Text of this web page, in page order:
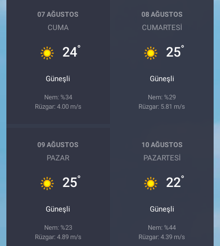
07 AĞUSTOS
CUMA
24°
Güneşli
Nem: %34
Rüzgar: 4.00 m/s
08 AĞUSTOS
CUMARTESI
25°
Güneşli
Nem: %29
Rüzgar: 5.81 m/s
09 AĞUSTOS
PAZAR
25°
Güneşli
Nem: %23
Rüzgar: 4.89 m/s
10 AĞUSTOS
PAZARTESI
22°
Güneşli
Nem: %44
Rüzgar: 4.39 m/s